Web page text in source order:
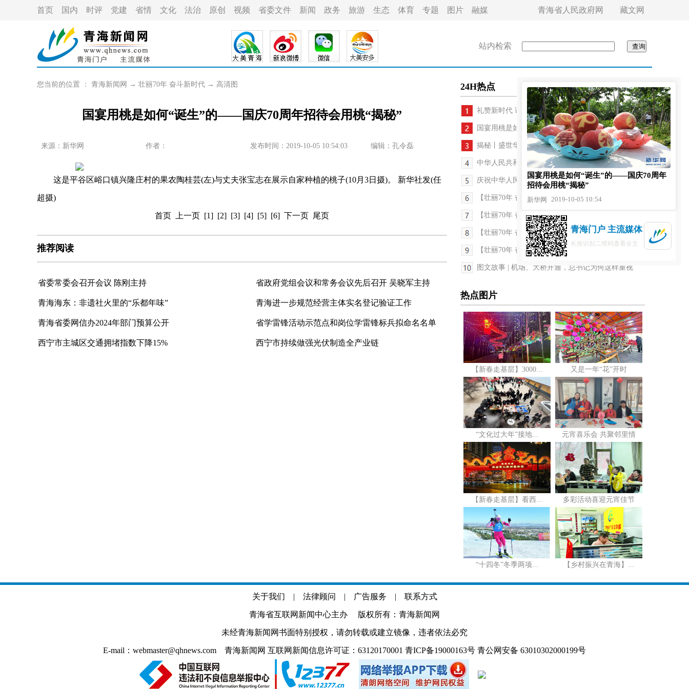
首页 国内 时评 党建 省情 文化 法治 原创 视频 省委文件 新闻 政务 旅游 生态 体育 专题 图片 融媒 青海省人民政府网 藏文网
站内检索
您当前的位置 ： 青海新闻网 → 壮丽70年 奋斗新时代 → 高清图
国宴用桃是如何“诞生”的——国庆70周年招待会用桃“揭秘”
来源：新华网 作者： 发布时间：2019-10-05 10:54:03 编辑：孔令磊
这是平谷区峪口镇兴隆庄村的果农陶桂芸(左)与丈夫张宝志在展示自家种植的桃子(10月3日摄)。 新华社发(任
超摄)
首页 上一页 [1] [2] [3] [4] [5] [6] 下一页 尾页
推荐阅读
省委常委会召开会议 陈刚主持 省政府党组会议和常务会议先后召开 吴晓军主持
青海海东：非遗社火里的“乐都年味” 青海进一步规范经营主体实名登记验证工作
青海省委网信办2024年部门预算公开 省学雷锋活动示范点和岗位学雷锋标兵拟命名名单
西宁市主城区交通拥堵指数下降15% 西宁市持续做强光伏制造全产业链
24H热点
礼赞新时代 讴歌新青海——庆祝新中国成立70周年和...
国宴用桃是如何“诞生”的——国庆70周年招待会用...
揭秘丨盛世华诞背后的国家摄影队
中华人民共和国国家勋章和国家荣誉称号颁授仪式在...
庆祝中华人民共和国成立70周年大型文艺晚会《奋斗...
【壮丽70年 奋斗新时代——进行青海看发展】青海：...
【壮丽70年 奋斗新时代——进行青海·讲述】历史从...
【壮丽70年 奋斗新时代——行进青海·讲述】动人色...
【壮丽70年 奋斗新时代 行进青海看发展】城镇“星...
图文故事 | 机场、大桥开通，总书记为何这样重视
热点图片
【新春走基层】3000... 又是一年“花”开时
“文化过大年”接地... 元宵喜乐会 共聚邻里情
【新春走基层】看西... 多彩活动喜迎元宵佳节
“十四冬”冬季两项... 【乡村振兴在青海】...
关于我们 | 法律顾问 | 广告服务 | 联系方式
青海省互联网新闻中心主办 版权所有：青海新闻网
未经青海新闻网书面特别授权，请勿转载或建立镜像，违者依法必究
E-mail：webmaster@qhnews.com 青海新闻网 互联网新闻信息许可证：63120170001 青ICP备19000163号 青公网安备 63010302000199号
国宴用桃是如何“诞生”的——国庆70周年
招待会用桃“揭秘”
新华网 2019-10-05 10:54
青海门户 主流媒体
长按识别二维码查看全文